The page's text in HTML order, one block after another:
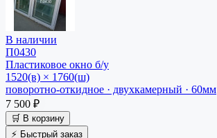
В наличии
П0430
Пластиковое окно б/у
1520(в) × 1760(ш)
поворотно-откидное · двухкамерный · 60мм
7 500 ₽
🛒 В корзину
⚡ Быстрый заказ